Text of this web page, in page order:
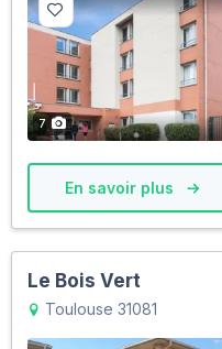
7
En savoir plus
Le Bois Vert
Toulouse 31081